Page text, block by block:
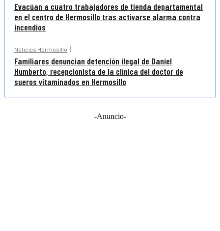
Evacúan a cuatro trabajadores de tienda departamental
en el centro de Hermosillo tras activarse alarma contra
incendios
Noticias Hermosillo
Familiares denuncian detención ilegal de Daniel
Humberto, recepcionista de la clínica del doctor de
sueros vitaminados en Hermosillo
-Anuncio-